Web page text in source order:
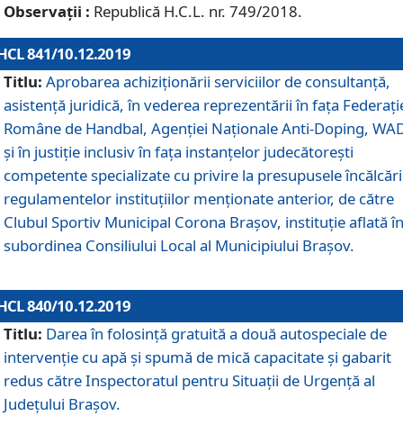
Observații : Republică H.C.L. nr. 749/2018.
841/10.12.2019
Titlu: Aprobarea achiziționării serviciilor de consultanță,
asistență juridică, în vederea reprezentării în fața
Române de Handbal, Agenției Naționale Anti-Doping,
și în justiție inclusiv în fața instanțelor judecătorești
competente specializate cu privire la presupusele
regulamentelor instituțiilor menționate anterior, de către
Clubul Sportiv Municipal Corona Braşov, instituție aflată în
subordinea Consiliului Local al Municipiului Brașov.
840/10.12.2019
Titlu: Darea în folosință gratuită a două autospeciale de
intervenție cu apă și spumă de mică capacitate și gabarit
redus către Inspectoratul pentru Situaţii de Urgenţă al
Judeţului Brașov.